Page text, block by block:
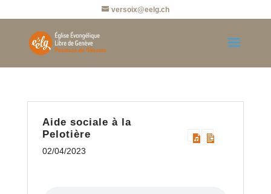
versoix@eelg.ch
Aide sociale à la
Pelotière
02/04/2023